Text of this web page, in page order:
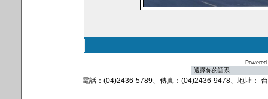
電話：(04)2436-5789、傳真：(04)2436-9478、地址：